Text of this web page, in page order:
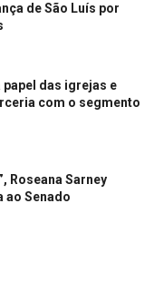
de São Luís por
das igrejas e
com o segmento
Roseana Sarney
ao Senado